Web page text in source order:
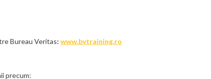
Bureau Veritas: www.bvtraining.ro
precum: